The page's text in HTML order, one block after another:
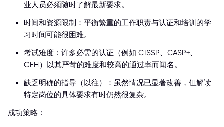
业人员必须随时了解最新要求。
时间和资源限制：平衡繁重的工作职责与认证和培训的学
习时间可能很困难。
考试难度：许多必需的认证（例如 CISSP、CASP+、
CEH）以其严苛的难度和较高的通过率而闻名。
缺乏明确的指导（以往）：虽然情况已显著改善，但解读
特定岗位的具体要求有时仍然很复杂。
成功策略：